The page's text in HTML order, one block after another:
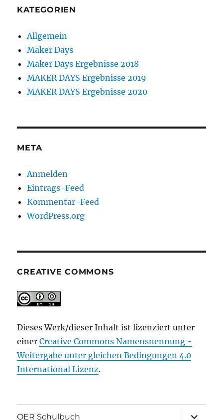
KATEGORIEN
Allgemein
Maker Days
Maker Days Ergebnisse 2018
MAKER DAYS Ergebnisse 2019
MAKER DAYS Ergebnisse 2020
META
Anmelden
Eintrags-Feed
Kommentar-Feed
WordPress.org
CREATIVE COMMONS
Dieses Werk/dieser Inhalt ist lizenziert unter
einerCreative Commons Namensnennung -
Weitergabe unter gleichen Bedingungen 4.0
International Lizenz.
OER Schulbuch